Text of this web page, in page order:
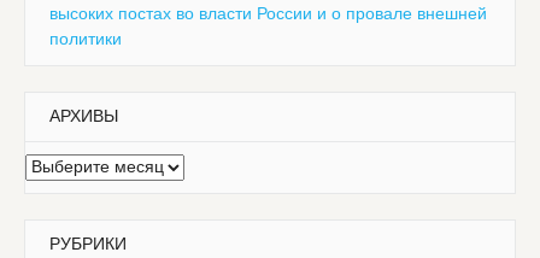
высоких постах во власти России и о провале внешней
политики
АРХИВЫ
Архивы
РУБРИКИ